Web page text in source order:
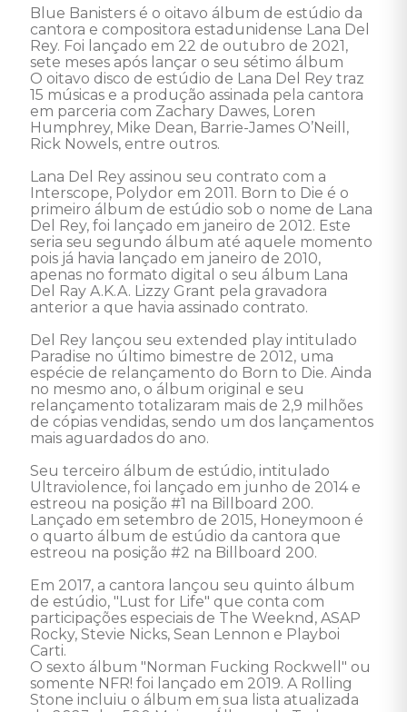
Blue Banisters é o oitavo álbum de estúdio da
cantora e compositora estadunidense Lana Del
Rey. Foi lançado em 22 de outubro de 2021,
sete meses após lançar o seu sétimo álbum
O oitavo disco de estúdio de Lana Del Rey traz
15 músicas e a produção assinada pela cantora
em parceria com Zachary Dawes, Loren
Humphrey, Mike Dean, Barrie-James O’Neill,
Rick Nowels, entre outros.
Lana Del Rey assinou seu contrato com a
Interscope, Polydor em 2011. Born to Die é o
primeiro álbum de estúdio sob o nome de Lana
Del Rey, foi lançado em janeiro de 2012. Este
seria seu segundo álbum até aquele momento
pois já havia lançado em janeiro de 2010,
apenas no formato digital o seu álbum Lana
Del Ray A.K.A. Lizzy Grant pela gravadora
anterior a que havia assinado contrato.
Del Rey lançou seu extended play intitulado
Paradise no último bimestre de 2012, uma
espécie de relançamento do Born to Die. Ainda
no mesmo ano, o álbum original e seu
relançamento totalizaram mais de 2,9 milhões
de cópias vendidas, sendo um dos lançamentos
mais aguardados do ano.
Seu terceiro álbum de estúdio, intitulado
Ultraviolence, foi lançado em junho de 2014 e
estreou na posição #1 na Billboard 200.
Lançado em setembro de 2015, Honeymoon é
o quarto álbum de estúdio da cantora que
estreou na posição #2 na Billboard 200.
Em 2017, a cantora lançou seu quinto álbum
de estúdio, "Lust for Life" que conta com
participações especiais de The Weeknd, ASAP
Rocky, Stevie Nicks, Sean Lennon e Playboi
Carti.
O sexto álbum "Norman Fucking Rockwell" ou
somente NFR! foi lançado em 2019. A Rolling
Stone incluiu o álbum em sua lista atualizada